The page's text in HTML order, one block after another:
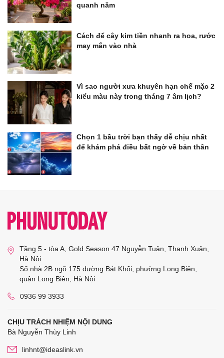
quanh năm
Cách để cây kim tiền nhanh ra hoa, rước
may mắn vào nhà
Vì sao người xưa khuyên hạn chế mặc 2
kiểu màu này trong tháng 7 âm lịch?
Chọn 1 bầu trời bạn thấy dễ chịu nhất
để khám phá điều bất ngờ về bản thân
Tầng 5 - tòa A, Gold Season 47 Nguyễn Tuân, Thanh Xuân,
Hà Nội
Số nhà 2B ngõ 175 đường Bát Khối, phường Long Biên,
quận Long Biên, Hà Nội
0936 99 3933
CHỊU TRÁCH NHIỆM NỘI DUNG
Bà Nguyễn Thùy Linh
linhnt@ideaslink.vn